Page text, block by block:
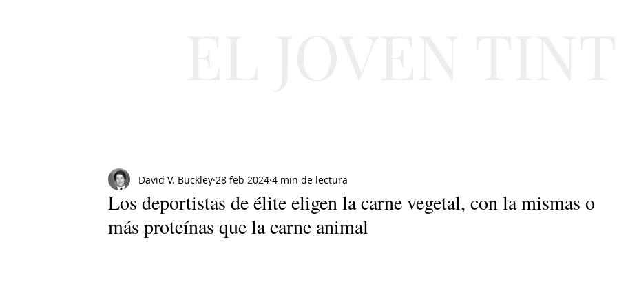
Los deportistas de élite eligen la carne vegetal, con la mismas o
más proteínas que la carne animal
David V. Buckley 28 feb 2024 4 min de lectura